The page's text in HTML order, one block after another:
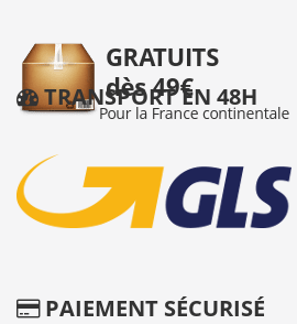
TRANSPORT EN 48H
PAIEMENT SÉCURISÉ